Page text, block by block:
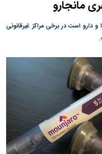
مانجارو
دارو است در برخی مراکز غیرقانونی